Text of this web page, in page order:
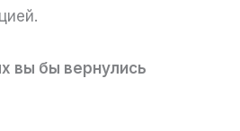
вы бы вернулись